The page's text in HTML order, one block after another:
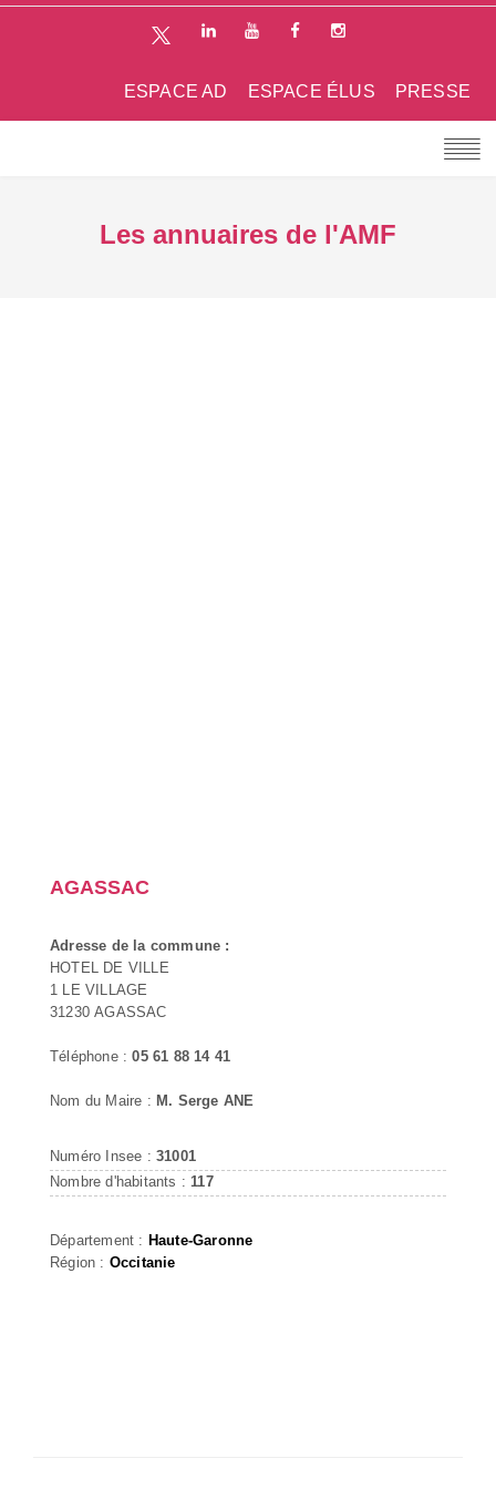
PRESSE
ESPACE ÉLUS
ESPACE AD
Les annuaires de l'AMF
AGASSAC
Adresse de la commune :
HOTEL DE VILLE
1 LE VILLAGE
31230 AGASSAC
Téléphone :05 61 88 14 41
Nom du Maire : M. Serge ANE
Numéro Insee : 31001
Nombre d'habitants : 117
Département : Haute-Garonne
Région : Occitanie